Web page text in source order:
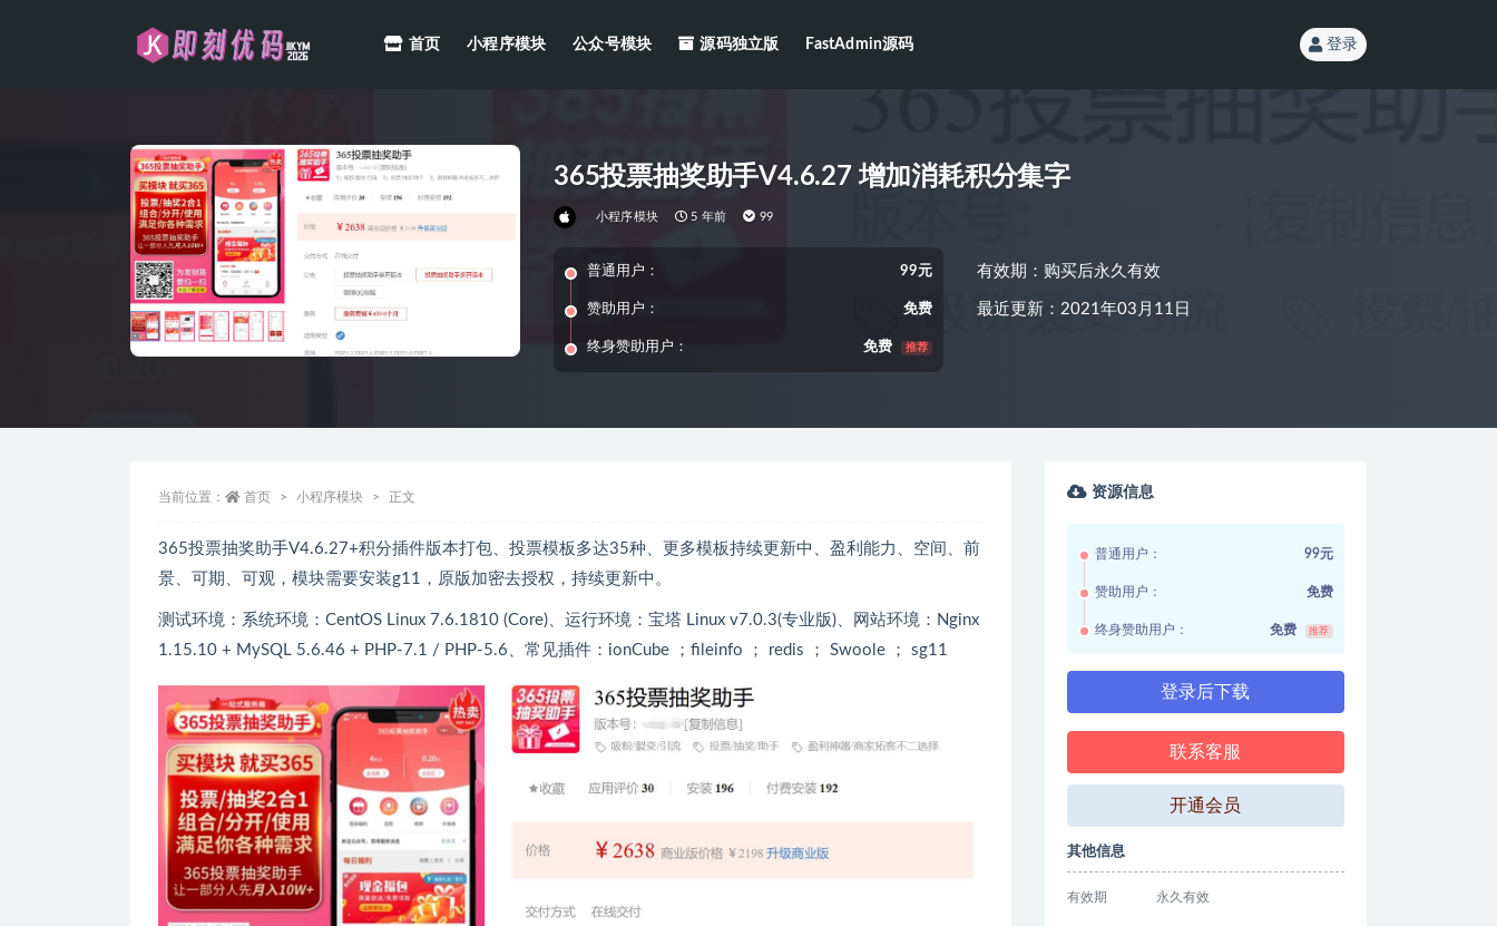
首页 小程序模块 公众号模块 源码独立版 FastAdmin源码 登录
365投票抽奖助手V4.6.27 增加消耗积分集字
小程序模块 5 年前 99
普通用户： 99元
赞助用户： 免费
终身赞助用户： 免费 推荐
有效期：购买后永久有效
最近更新：2021年03月11日
当前位置： 首页 小程序模块 正文
365投票抽奖助手V4.6.27+积分插件版本打包、投票模板多达35种、更多模板持续更新中、盈利能力、空间、前
景、可期、可观，模块需要安装g11，原版加密去授权，持续更新中。
测试环境：系统环境：CentOS Linux 7.6.1810 (Core)、运行环境：宝塔 Linux v7.0.3(专业版)、网站环境：Nginx
1.15.10 + MySQL 5.6.46 + PHP-7.1 / PHP-5.6、常见插件：ionCube ；fileinfo ； redis ； Swoole ； sg11
资源信息
普通用户： 99元
赞助用户： 免费
终身赞助用户： 免费 推荐
登录后下载
联系客服
开通会员
其他信息
有效期 永久有效